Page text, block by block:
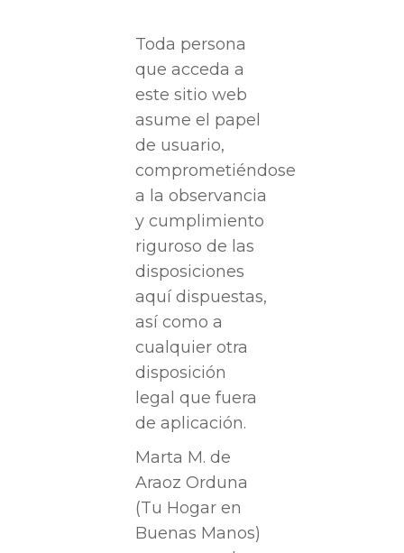
Toda persona
que acceda a
este sitio web
asume el papel
de usuario,
comprometiéndose
a la observancia
y cumplimiento
riguroso de las
disposiciones
aquí dispuestas,
así como a
cualquier otra
disposición
legal que fuera
de aplicación.
Marta M. de
Araoz Orduna
(Tu Hogar en
Buenas Manos)